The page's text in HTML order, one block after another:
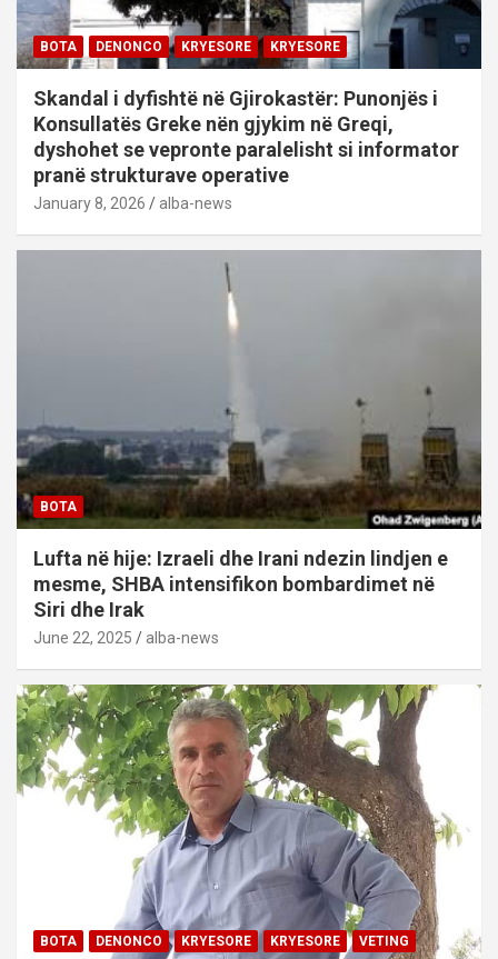
BOTA DENONCO KRYESORE KRYESORE
Skandal i dyfishtë në Gjirokastër: Punonjës i
Konsullatës Greke nën gjykim në Greqi,
dyshohet se vepronte paralelisht si informator
pranë strukturave operative
January 8, 2026 alba-news
BOTA
Lufta në hije: Izraeli dhe Irani ndezin lindjen e
mesme, SHBA intensifikon bombardimet në
Siri dhe Irak
June 22, 2025 alba-news
BOTA DENONCO KRYESORE KRYESORE VETING